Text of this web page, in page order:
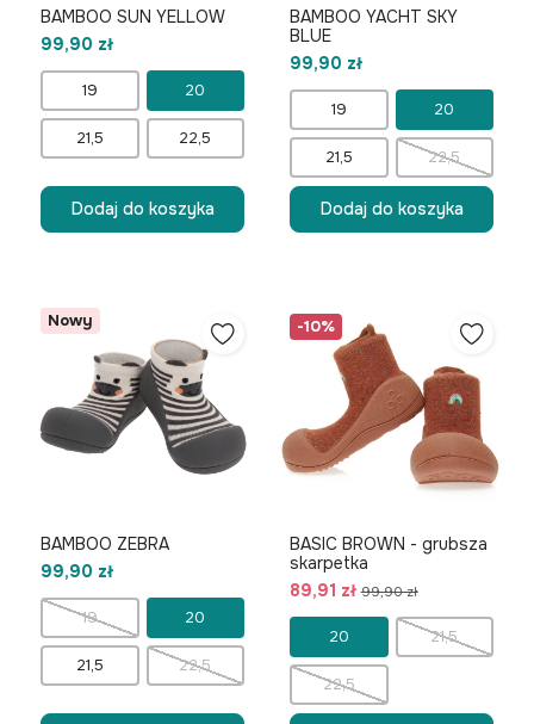
BAMBOO SUN YELLOW
99,90 zł
19 20
21,5 22,5
Dodaj do koszyka
BAMBOO YACHT SKY
BLUE
99,90 zł
19 20
21,5 22,5
Dodaj do koszyka
Nowy
BAMBOO ZEBRA
99,90 zł
19 20
21,5 22,5
-10%
BASIC BROWN - grubsza
skarpetka
89,91 zł99,90 zł
20 21,5
22,5